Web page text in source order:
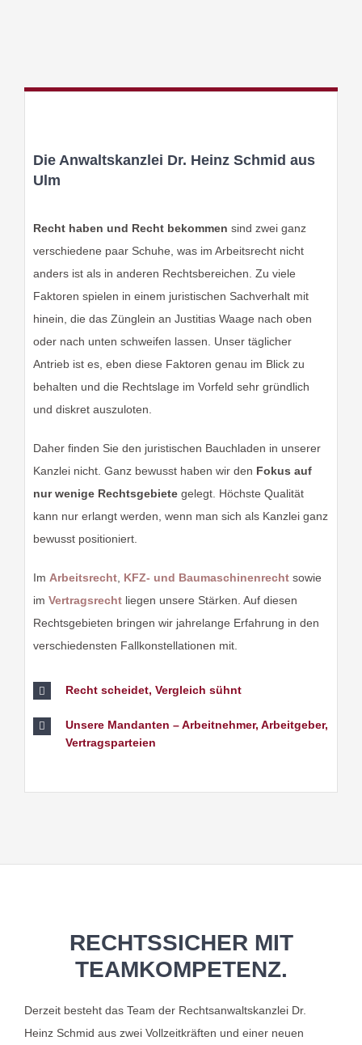
Die Anwaltskanzlei Dr. Heinz Schmid aus
Ulm
Recht haben und Recht bekommen sind zwei ganz
verschiedene paar Schuhe, was im Arbeitsrecht nicht
anders ist als in anderen Rechtsbereichen. Zu viele
Faktoren spielen in einem juristischen Sachverhalt mit
hinein, die das Zünglein an Justitias Waage nach oben
oder nach unten schweifen lassen. Unser täglicher
Antrieb ist es, eben diese Faktoren genau im Blick zu
behalten und die Rechtslage im Vorfeld sehr gründlich
und diskret auszuloten.
Daher finden Sie den juristischen Bauchladen in unserer
Kanzlei nicht. Ganz bewusst haben wir den Fokus auf
nur wenige Rechtsgebietegelegt. Höchste Qualität
kann nur erlangt werden, wenn man sich als Kanzlei ganz
bewusst positioniert.
Im Arbeitsrecht, KFZ- und Baumaschinenrechtsowie
im Vertragsrecht liegen unsere Stärken. Auf diesen
Rechtsgebieten bringen wir jahrelange Erfahrung in den
verschiedensten Fallkonstellationen mit.
Recht scheidet, Vergleich sühnt
Unsere Mandanten – Arbeitnehmer, Arbeitgeber,
Vertragsparteien
RECHTSSICHER MIT
TEAMKOMPETENZ.
Derzeit besteht das Team der Rechtsanwaltskanzlei Dr.
Heinz Schmid aus zwei Vollzeitkräften und einer neuen